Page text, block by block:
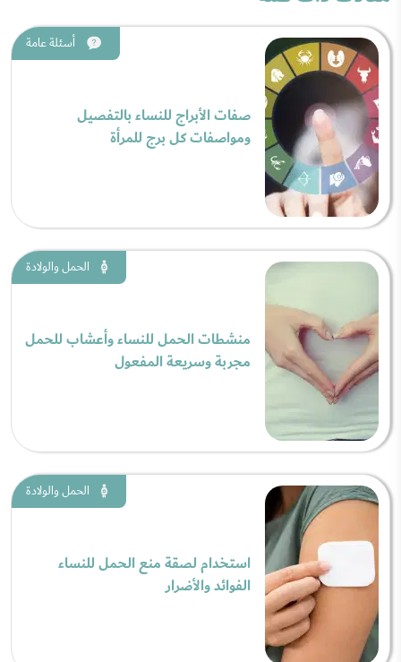
أسئلة عامة
صفات الأبراج للنساء بالتفصيل
ومواصفات كل برج للمرأة
الحمل والولادة
منشطات الحمل للنساء وأعشاب للحمل
مجربة وسريعة المفعول
الحمل والولادة
استخدام لصقة منع الحمل للنساء
الفوائد والأضرار